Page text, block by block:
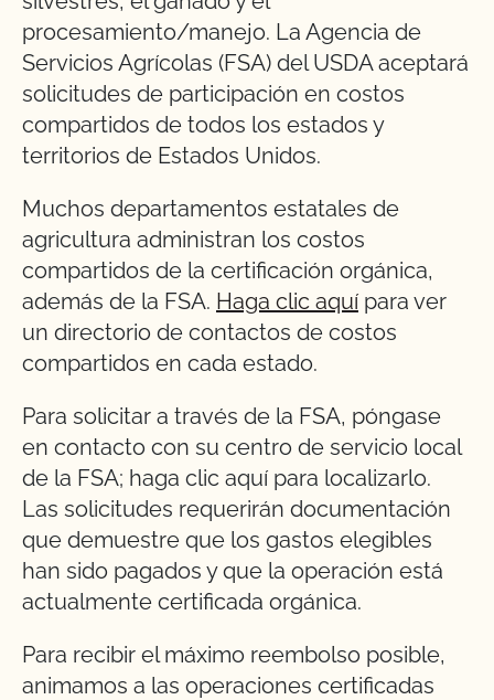
procesamiento/manejo. La Agencia de
Servicios Agrícolas (FSA) del USDA aceptará
solicitudes de participación en costos
compartidos de todos los estados y
territorios de Estados Unidos.
Muchos departamentos estatales de
agricultura administran los costos
compartidos de la certificación orgánica,
además de la FSA. Haga clic aquí para ver
un directorio de contactos de costos
compartidos en cada estado.
Para solicitar a través de la FSA, póngase
en contacto con su centro de servicio local
de la FSA; haga clic aquí para localizarlo.
Las solicitudes requerirán documentación
que demuestre que los gastos elegibles
han sido pagados y que la operación está
actualmente certificada orgánica.
Para recibir el máximo reembolso posible,
animamos a las operaciones certificadas